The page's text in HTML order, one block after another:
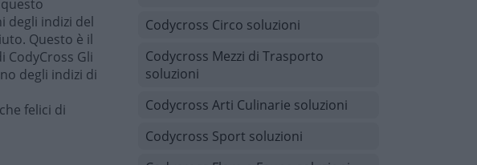
degli indizi del
Questo è il
Gli
degli indizi di
felici di
Codycross Circo soluzioni
Codycross Mezzi di Trasporto
soluzioni
Codycross Arti Culinarie soluzioni
Codycross Sport soluzioni